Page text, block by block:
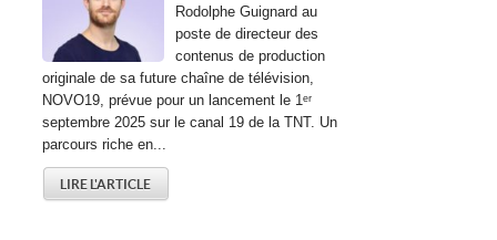
Rodolphe Guignard au
poste de directeur des
contenus de production
originale de sa future chaîne de télévision,
NOVO19, prévue pour un lancement le 1ᵉʳ
septembre 2025 sur le canal 19 de la TNT. Un
parcours riche en...
LIRE L'ARTICLE